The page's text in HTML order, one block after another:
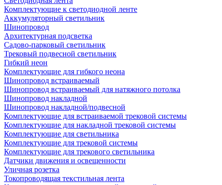
Комплектующие к светодиодной ленте
Аккумуляторный светильник
Шинопровод
Архитектурная подсветка
Садово-парковый светильник
Трековый подвесной светильник
Гибкий неон
Комплектующие для гибкого неона
Шинопровод встраиваемый
Шинопровод встраиваемый для натяжного потолка
Шинопровод накладной
Шинопровод накладной/подвесной
Комплектующие для встраиваемой трековой системы
Комплектующие для накладной трековой системы
Комплектующие для светильника
Комплектующие для трековой системы
Комплектующие для трекового светильника
Датчики движения и освещенности
Уличная розетка
Токопроводящая текстильная лента